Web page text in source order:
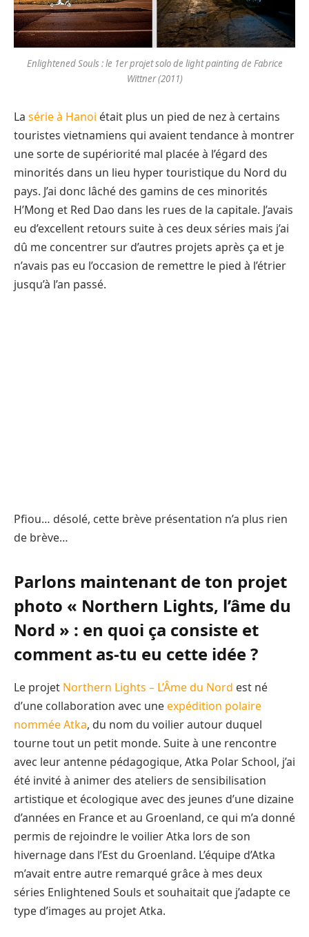
Enlightened Souls : le 1er projet solo de light painting de Fabrice
Wittner (2011)
La série à Hanoi était plus un pied de nez à certains
touristes vietnamiens qui avaient tendance à montrer
une sorte de supériorité mal placée à l’égard des
minorités dans un lieu hyper touristique du Nord du
pays. J’ai donc lâché des gamins de ces minorités
H’Mong et Red Dao dans les rues de la capitale. J’avais
eu d’excellent retours suite à ces deux séries mais j’ai
dû me concentrer sur d’autres projets après ça et je
n’avais pas eu l’occasion de remettre le pied à l’étrier
jusqu’à l’an passé.
Pfiou… désolé, cette brève présentation n’a plus rien
de brève…
Parlons maintenant de ton projet
photo « Northern Lights, l’âme du
Nord » : en quoi ça consiste et
comment as-tu eu cette idée ?
Le projet Northern Lights – L’Âme du Nord est né
d’une collaboration avec uneexpédition polaire
nommée Atka, du nom du voilier autour duquel
tourne tout un petit monde. Suite à une rencontre
avec leur antenne pédagogique, Atka Polar School, j’ai
été invité à animer des ateliers de sensibilisation
artistique et écologique avec des jeunes d’une dizaine
d’années en France et au Groenland, ce qui m’a donné
permis de rejoindre le voilier Atka lors de son
hivernage dans l’Est du Groenland. L’équipe d’Atka
m’avait entre autre remarqué grâce à mes deux
séries Enlightened Souls et souhaitait que j’adapte ce
type d’images au projet Atka.